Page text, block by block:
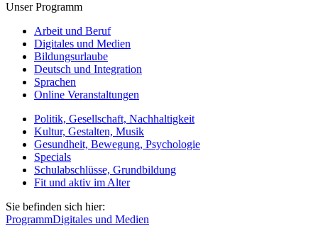
Unser Programm
Arbeit und Beruf
Digitales und Medien
Bildungsurlaube
Deutsch und Integration
Sprachen
Online Veranstaltungen
Politik, Gesellschaft, Nachhaltigkeit
Kultur, Gestalten, Musik
Gesundheit, Bewegung, Psychologie
Specials
Schulabschlüsse, Grundbildung
Fit und aktiv im Alter
Sie befinden sich hier:
ProgrammDigitales und Medien